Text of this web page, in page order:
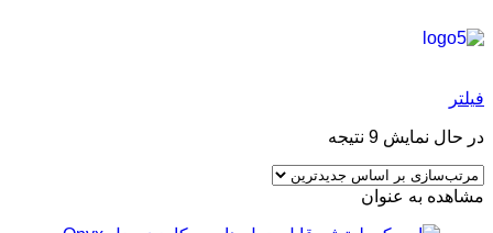
فیلتر
در حال نمایش 9 نتیجه
مشاهده به عنوان